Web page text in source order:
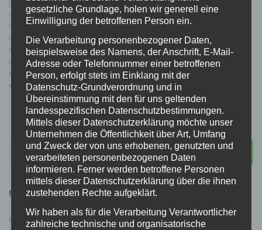
jeweiligen Autors bzw. Erstellers. Downloads und Kopien dieser Seite sind
nur für den privaten, nicht kommerziellen Gebrauch gestattet. Soweit die
Inhalte auf dieser Seite nicht vom Betreiber erstellt wurden, werden die
Urheberrechte Dritter beachtet. Insbesondere werden Inhalte Dritter als
solche gekennzeichnet. Sollten Sie trotzdem auf eine
Urheberrechtsverletzung aufmerksam werden, bitten wir um einen
entsprechenden Hinweis. Bei Bekanntwerden von Rechtsverletzungen
werden wir derartige Inhalte umgehend entfernen.
Suchen
NEUESTE BEITRÄGE
Urteil zur Schlüsselaufbewahrung Waffentresor
gesetzliche Grundlage, holen wir generell eine
Einwilligung der betroffenen Person ein.
Die Verarbeitung personenbezogener Daten,
beispielsweise des Namens, der Anschrift, E-Mail-
Adresse oder Telefonnummer einer betroffenen
Person, erfolgt stets im Einklang mit der
Datenschutz-Grundverordnung und in
Übereinstimmung mit den für uns geltenden
landesspezifischen Datenschutzbestimmungen.
Mittels dieser Datenschutzerklärung möchte unser
Unternehmen die Öffentlichkeit über Art, Umfang
und Zweck der von uns erhobenen, genutzten und
verarbeiteten personenbezogenen Daten
informieren. Ferner werden betroffene Personen
mittels dieser Datenschutzerklärung über die ihnen
zustehenden Rechte aufgeklärt.
Wir haben als für die Verarbeitung Verantwortlicher
zahlreiche technische und organisatorische